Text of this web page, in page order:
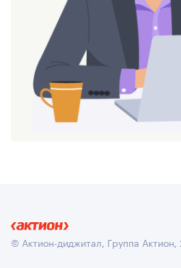
© Актион-диджитал, Группа Актион,